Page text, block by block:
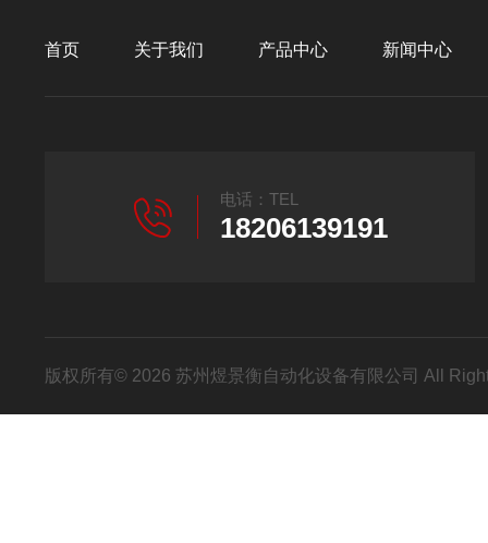
首页 关于我们 产品中心 新闻中心
电话：TEL
18206139191
版权所有© 2026 苏州煜景衡自动化设备有限公司 All